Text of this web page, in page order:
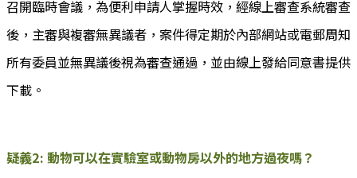
召開臨時會議，為便利申請人掌握時效，經線上審查系統審查
後，主審與複審無異議者，案件得定期於內部網站或電郵周知
所有委員並無異議後視為審查通過，並由線上發給同意書提供
下載。
疑義2: 動物可以在實驗室或動物房以外的地方過夜嗎？